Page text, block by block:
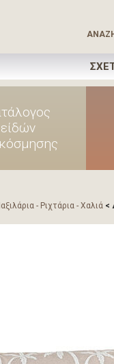
είδών
- Ριχτάρια - Χαλιά <